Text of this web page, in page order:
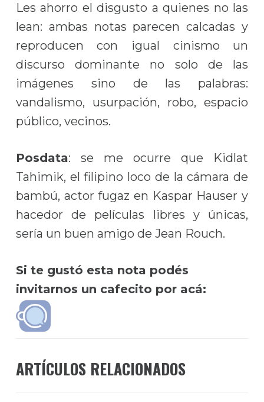
Les ahorro el disgusto a quienes no las
lean: ambas notas parecen calcadas y
reproducen con igual cinismo un
discurso dominante no solo de las
imágenes sino de las palabras:
vandalismo, usurpación, robo, espacio
público, vecinos.
Posdata: se me ocurre que Kidlat
Tahimik, el filipino loco de la cámara de
bambú, actor fugaz en Kaspar Hauser y
hacedor de películas libres y únicas,
sería un buen amigo de Jean Rouch.
Si te gustó esta nota podés
invitarnos un cafecito por acá:
ARTÍCULOS RELACIONADOS